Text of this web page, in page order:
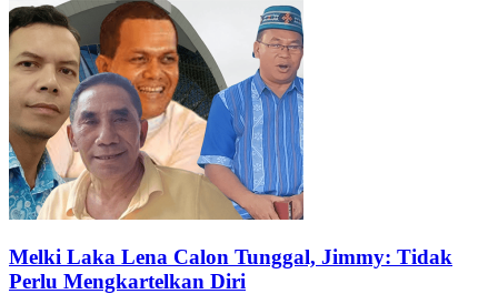
Melki Laka Lena Calon Tunggal, Jimmy: Tidak
Perlu Mengkartelkan Diri